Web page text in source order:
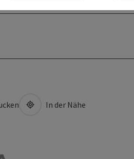
In der Nähe